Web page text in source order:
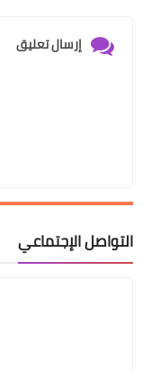
إرسال تعليق
التواصل الإجتماعي